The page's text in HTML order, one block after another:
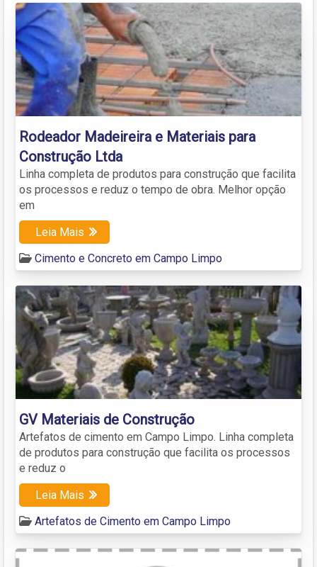
Rodeador Madeireira e Materiais para
Construção Ltda
Linha completa de produtos para construção que facilita
os processos e reduz o tempo de obra. Melhor opção
em
Leia Mais
Cimento e Concreto em Campo Limpo
GV Materiais de Construção
Artefatos de cimento em Campo Limpo. Linha completa
de produtos para construção que facilita os processos
e reduz o
Leia Mais
Artefatos de Cimento em Campo Limpo